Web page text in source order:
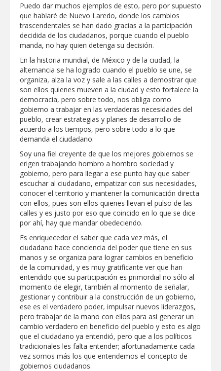
Supervisa rector Dámaso Anaya nueva
sede para la Facultad de Arquitectura de
la UAT en Ciudad Victoria
Agiliza el ITAVU procesos de
escrituración para brindar certeza
patrimonial a más familias de
Tamaulipas
GOBIERNO MUNICIPAL EXHORTA A
PREVENIR ENFERMEDADES DURANTE
LA TEMPORADA DE CALOR
Intensificó Municipio programa de
bacheo en cuatro colonias de Reynosa
Respalda la SET acuerdos de la
CONAEDU sobre redes sociales y
escuelas militarizadas
AVANZAN TRABAJOS DE
MODERNIZACIÓN EN AVENIDA
REFORMA; GOBIERNO MUNICIPAL
MANTIENE EL RITMO DE LAS OBRAS
PRIORITARIAS
Atendió Protección Civil de Reynosa
reportes ante lluvias
Realiza Gobierno de Reynosa programa
Acción y Conciencia en Campestre e
Puedo dar muchos ejemplos de esto, pero por supuesto
que hablaré de Nuevo Laredo, donde los cambios
trascendentales se han dado gracias a la participación
decidida de los ciudadanos, porque cuando el pueblo
manda, no hay quien detenga su decisión.
En la historia mundial, de México y de la ciudad, la
alternancia se ha logrado cuando el pueblo se une, se
organiza, alza la voz y sale a las calles a demostrar que
son ellos quienes mueven a la ciudad y esto fortalece la
democracia, pero sobre todo, nos obliga como
gobierno a trabajar en las verdaderas necesidades del
pueblo, crear estrategias y planes de desarrollo de
acuerdo a los tiempos, pero sobre todo a lo que
demanda el ciudadano.
Soy una fiel creyente de que los mejores gobiernos se
erigen trabajando hombro a hombro sociedad y
gobierno, pero para llegar a ese punto hay que saber
escuchar al ciudadano, empatizar con sus necesidades,
conocer el territorio y mantener la comunicación directa
con ellos, pues son ellos quienes llevan el pulso de las
calles y es justo por eso que coincido en lo que se dice
por ahí, hay que mandar obedeciendo.
Es enriquecedor el saber que cada vez más, el
ciudadano hace conciencia del poder que tiene en sus
manos y se organiza para lograr cambios en beneficio
de la comunidad, y es muy gratificante ver que han
entendido que su participación es primordial no sólo al
momento de elegir, también al momento de señalar,
gestionar y contribuir a la construcción de un gobierno,
ese es el verdadero poder, impulsar nuevos liderazgos,
pero trabajar de la mano con ellos para así generar un
cambio verdadero en beneficio del pueblo y esto es algo
que el ciudadano ya entendió, pero que a los políticos
tradicionales les falta entender; afortunadamente cada
vez somos más los que entendemos el concepto de
gobiernos ciudadanos.